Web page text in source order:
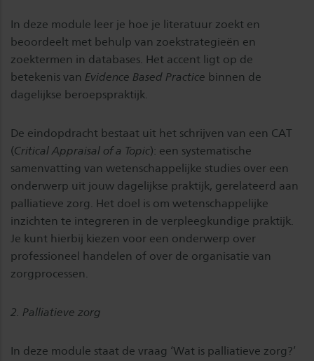
In deze module leer je hoe je literatuur zoekt en
beoordeelt met behulp van zoekstrategieën en
zoektermen in databases. Het accent ligt op de
betekenis van Evidence Based Practice binnen de
dagelijkse beroepspraktijk.
De eindopdracht bestaat uit het schrijven van een CAT
(Critical Appraisal of a Topic): een systematische
samenvatting van wetenschappelijke studies over een
onderwerp uit jouw dagelijkse praktijk, gerelateerd aan
palliatieve zorg. Het doel is om wetenschappelijke
inzichten te integreren in de verpleegkundige praktijk.
Je kunt hierbij kiezen voor een onderwerp over
professioneel handelen of over de organisatie van
zorgprocessen.
2. Palliatieve zorg
In deze module staat de vraag ‘Wat is palliatieve zorg?’